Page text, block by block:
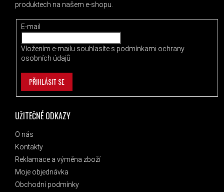
UŽITEČNÉ ODKAZY
O nás
Kontakty
Reklamace a výměna zboží
Moje objednávka
Obchodní podmínky
produktech na našem e-shopu.
E-mail
Vložením e-mailu souhlasíte s podmínkami ochrany
osobních údajů
PŘIHLÁSIT SE